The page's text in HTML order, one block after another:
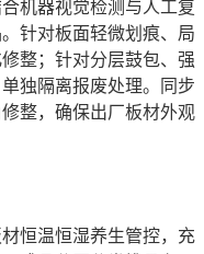
机器视觉检测与人工复
针对板面轻微划痕、局
整；针对分层鼓包、强
独隔离报废处理。同步
整，确保出厂板材外观
恒温恒湿养生管控，充